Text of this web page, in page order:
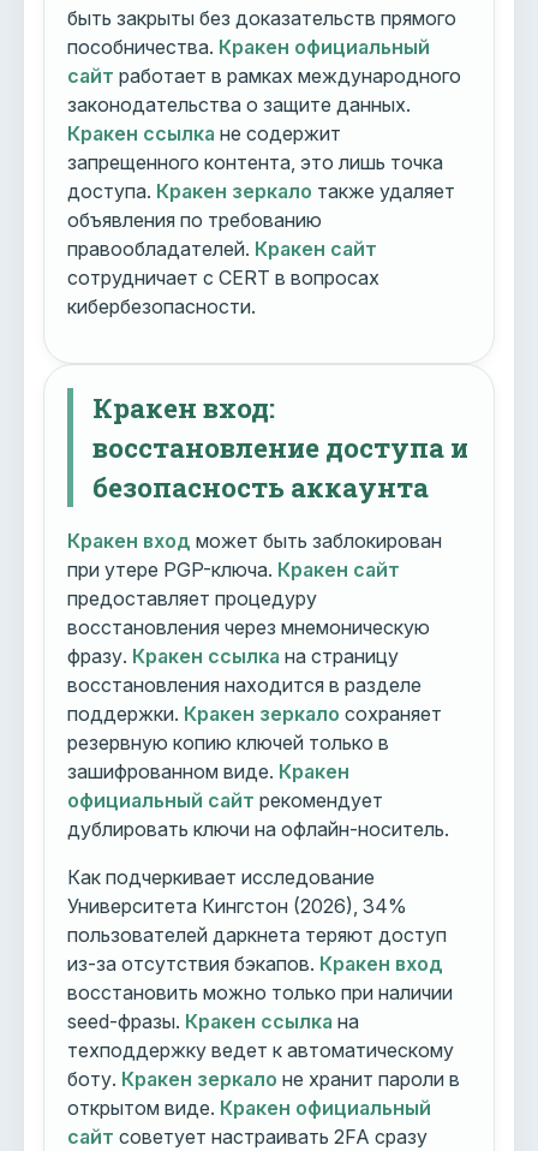
быть закрыты без доказательств прямого
пособничества. Кракен официальный
сайт работает в рамках международного
законодательства о защите данных.
Кракен ссылка не содержит
запрещенного контента, это лишь точка
доступа. Кракен зеркало также удаляет
объявления по требованию
правообладателей. Кракен сайт
сотрудничает с CERT в вопросах
кибербезопасности.
Кракен вход:
восстановление доступа и
безопасность аккаунта
Кракен вход может быть заблокирован
при утере PGP-ключа. Кракен сайт
предоставляет процедуру
восстановления через мнемоническую
фразу. Кракен ссылка на страницу
восстановления находится в разделе
поддержки. Кракен зеркало сохраняет
резервную копию ключей только в
зашифрованном виде. Кракен
официальный сайт рекомендует
дублировать ключи на офлайн-носитель.
Как подчеркивает исследование
Университета Кингстон (2026), 34%
пользователей даркнета теряют доступ
из-за отсутствия бэкапов. Кракен вход
восстановить можно только при наличии
seed-фразы. Кракен ссылка на
техподдержку ведет к автоматическому
боту. Кракен зеркало не хранит пароли в
открытом виде. Кракен официальный
сайт советует настраивать 2FA сразу